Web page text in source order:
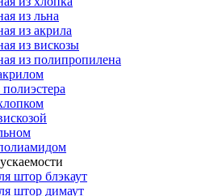
из льна
из акрила
из вискозы
из полипропилена
штор блэкаут
штор димаут